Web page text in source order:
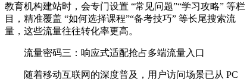
教育机构建站时，会专门设置 “常见问题”“学习攻略” 等栏
目，精准覆盖 “如何选择课程”“备考技巧” 等长尾搜索流
量，这些流量往往转化率更高。
流量密码三：响应式适配抢占多端流量入口
随着移动互联网的深度普及，用户访问场景已从 PC